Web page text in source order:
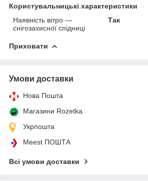
Користувальницькі характеристики
Наявність вітро —
снігозахисної спідниці
Так
Приховати
Умови доставки
Нова Пошта
Магазини Rozetka
Укрпошта
Meest ПОШТА
Всі умови доставки